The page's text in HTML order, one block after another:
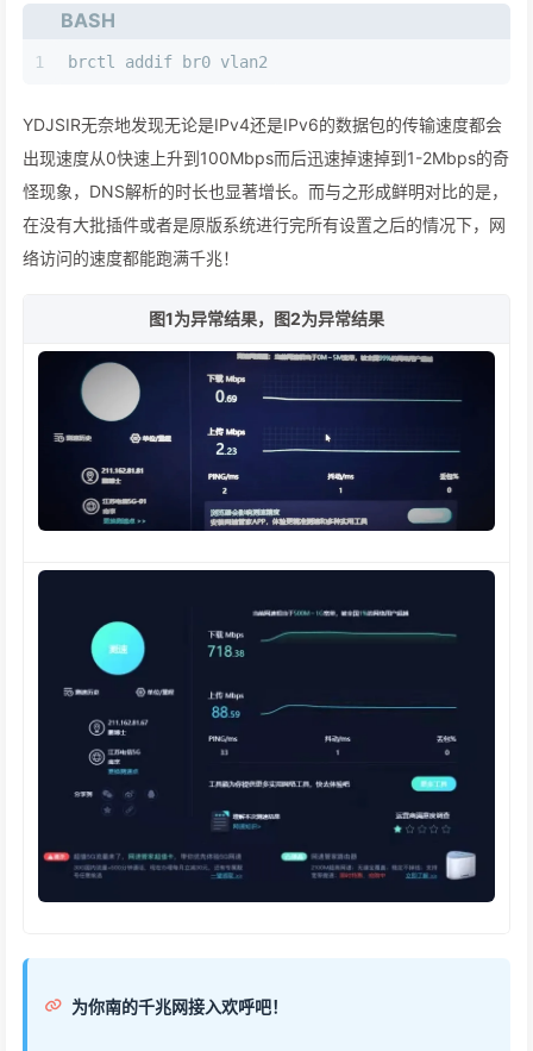
BASH
1 brctl addif br0 vlan2
YDJSIR无奈地发现无论是IPv4还是IPv6的数据包的传输速度都会
出现速度从0快速上升到100Mbps而后迅速掉速掉到1-2Mbps的奇
怪现象，DNS解析的时长也显著增长。而与之形成鲜明对比的是，
在没有大批插件或者是原版系统进行完所有设置之后的情况下，网
络访问的速度都能跑满千兆！
图1为异常结果，图2为异常结果
为你南的千兆网接入欢呼吧！